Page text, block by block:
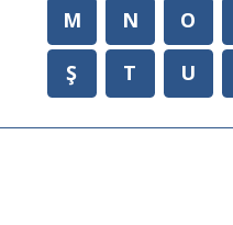
M
N O
Ş
T U